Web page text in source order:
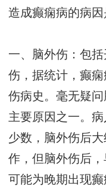
造成癫痫病的病因
一、脑外伤：包
伤，据统计，癫
伤病史。毫无疑
主要原因之一。
少数，脑外伤后
作，但脑外伤后
可能为晚期出现癫